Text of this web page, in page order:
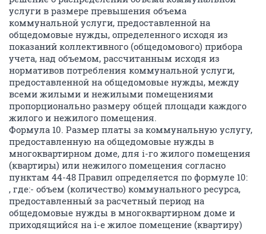
услуги в размере превышения объема
коммунальной услуги, предоставленной на
общедомовые нужды, определенного исходя из
показаний коллективного (общедомового) прибора
учета, над объемом, рассчитанным исходя из
нормативов потребления коммунальной услуги,
предоставленной на общедомовые нужды, между
всеми жилыми и нежилыми помещениями
пропорционально размеру общей площади каждого
жилого и нежилого помещения.
Формула 10. Размер платы за коммунальную услугу,
предоставленную на общедомовые нужды в
многоквартирном доме, для i-го жилого помещения
(квартиры) или нежилого помещения согласно
пунктам 44-48 Правил определяется по формуле 10:
, где:- объем (количество) коммунального ресурса,
предоставленный за расчетный период на
общедомовые нужды в многоквартирном доме и
приходящийся на i-е жилое помещение (квартиру)